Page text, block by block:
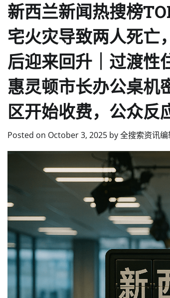
新西兰新闻热搜榜
宅火灾导致两人死亡
后迎来回升｜过渡性
惠灵顿市长办公桌机
区开始收费，公众反
Posted on October 3, 2025 by全搜索资讯编